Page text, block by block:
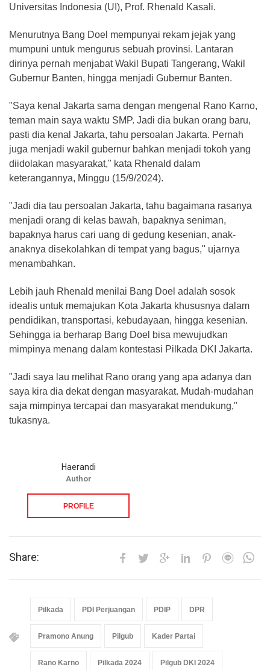
Universitas Indonesia (UI), Prof. Rhenald Kasali.
Menurutnya Bang Doel mempunyai rekam jejak yang
mumpuni untuk mengurus sebuah provinsi. Lantaran
dirinya pernah menjabat Wakil Bupati Tangerang, Wakil
Gubernur Banten, hingga menjadi Gubernur Banten.
"Saya kenal Jakarta sama dengan mengenal Rano Karno,
teman main saya waktu SMP. Jadi dia bukan orang baru,
pasti dia kenal Jakarta, tahu persoalan Jakarta. Pernah
juga menjadi wakil gubernur bahkan menjadi tokoh yang
diidolakan masyarakat," kata Rhenald dalam
keterangannya, Minggu (15/9/2024).
"Jadi dia tau persoalan Jakarta, tahu bagaimana rasanya
menjadi orang di kelas bawah, bapaknya seniman,
bapaknya harus cari uang di gedung kesenian, anak-
anaknya disekolahkan di tempat yang bagus," ujarnya
menambahkan.
Lebih jauh Rhenald menilai Bang Doel adalah sosok
idealis untuk memajukan Kota Jakarta khususnya dalam
pendidikan, transportasi, kebudayaan, hingga kesenian.
Sehingga ia berharap Bang Doel bisa mewujudkan
mimpinya menang dalam kontestasi Pilkada DKI Jakarta.
"Jadi saya lau melihat Rano orang yang apa adanya dan
saya kira dia dekat dengan masyarakat. Mudah-mudahan
saja mimpinya tercapai dan masyarakat mendukung,"
tukasnya.
Haerandi
Author
PROFILE
Share:
Pilkada PDI Perjuangan PDIP DPR
Pramono Anung Pilgub Kader Partai
Rano Karno Pilkada 2024 Pilgub DKI 2024